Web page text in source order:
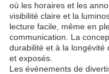
où les horaires et les
visibilité claire et la
lecture facile, même en
communication. La
durabilité et à la longévité
et exposés.
Les événements de